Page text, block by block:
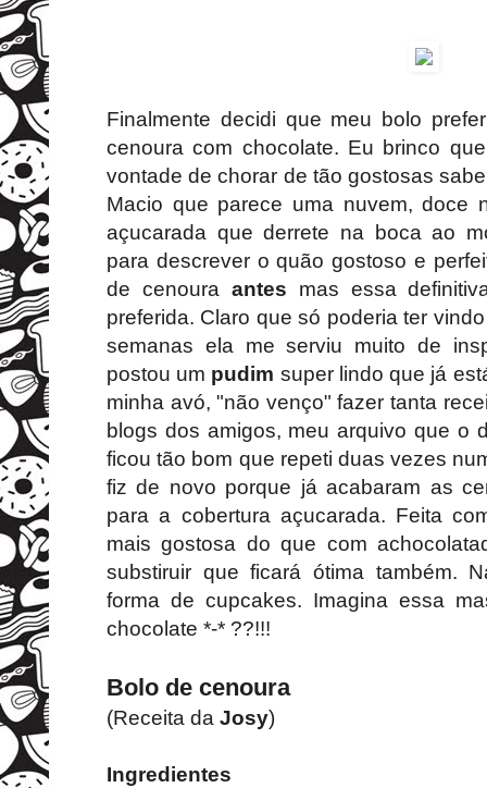
Finalmente decidi que meu bolo
cenoura com chocolate. Eu brinco
vontade de chorar de tão gostosas
Macio que parece uma nuvem, doce
açucarada que derrete na boca ao
para descrever o quão gostoso e
de cenoura antes mas essa
preferida. Claro que só poderia ter
semanas ela me serviu muito de
postou um pudim super lindo que já
minha avó, "não venço" fazer tanta
blogs dos amigos, meu arquivo que o
ficou tão bom que repeti duas vezes
fiz de novo porque já acabaram as
para a cobertura açucarada. Feita
mais gostosa do que com
substiruir que ficará ótima também.
forma de cupcakes. Imagina essa
chocolate *-* ??!!!
Bolo de cenoura
(Receita da Josy)
Ingredientes